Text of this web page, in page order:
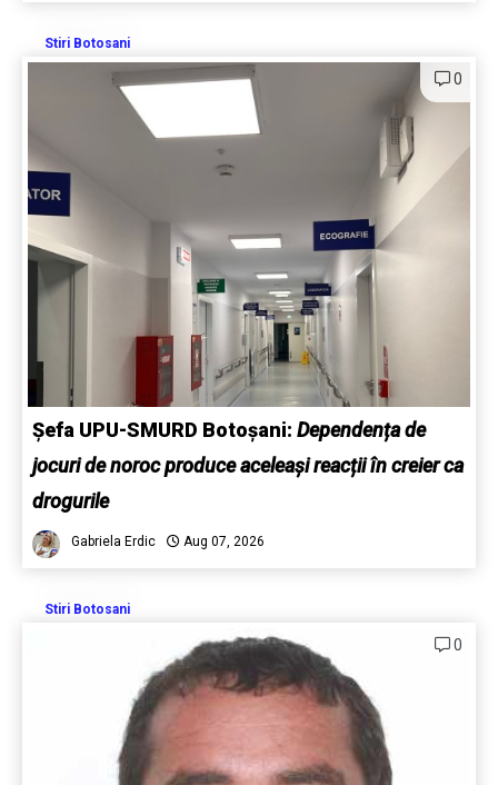
Stiri Botosani
0
Șefa UPU-SMURD Botoșani: Dependența de
jocuri de noroc produce aceleași reacții în creier ca
drogurile
Gabriela Erdic Aug 07, 2026
Stiri Botosani
0